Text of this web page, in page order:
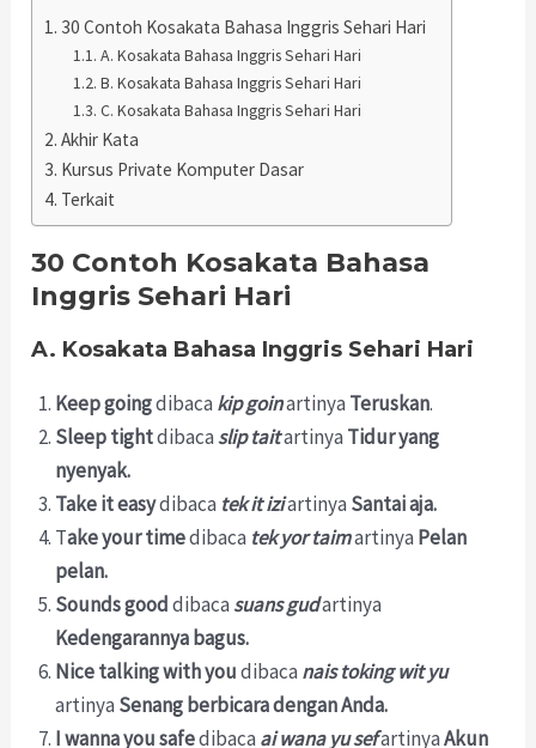
30 Contoh Kosakata Bahasa Inggris Sehari Hari
A. Kosakata Bahasa Inggris Sehari Hari
B. Kosakata Bahasa Inggris Sehari Hari
C. Kosakata Bahasa Inggris Sehari Hari
Akhir Kata
Kursus Private Komputer Dasar
Terkait
30 Contoh Kosakata Bahasa
Inggris Sehari Hari
A. Kosakata Bahasa Inggris Sehari Hari
Keep goingdibaca kip goinartinya Teruskan.
Sleep tightdibacaslip taitartinya Tidur yang
nyenyak.
Take it easydibaca tek it iziartinya Santai aja.
Take your timedibaca tek yor taimartinya Pelan
pelan.
Sounds gooddibacasuans gudartinya
Kedengarannya bagus.
Nice talking with youdibaca nais toking wit yu
artinya Senang berbicara dengan Anda.
I wanna you safedibaca ai wana yu sefartinyaAkun